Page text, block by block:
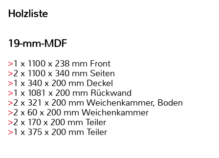
Holzliste
19-mm-MDF
1 x 1100 x 238 mm Front
2 x 1100 x 340 mm Seiten
1 x 340 x 200 mm Deckel
1 x 1081 x 200 mm Rückwand
2 x 321 x 200 mm Weichenkammer, Boden
2 x 60 x 200 mm Weichenkammer
2 x 170 x 200 mm Teiler
1 x 375 x 200 mm Teiler